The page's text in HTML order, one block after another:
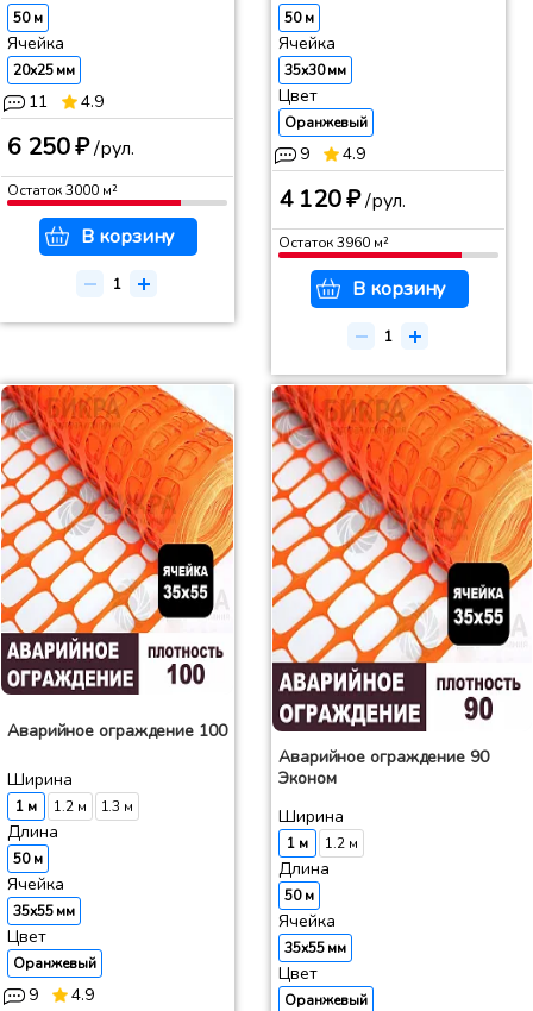
50 м
Ячейка
20x25 мм
11 4.9
6 250 ₽/рул.
Остаток3000м²
В корзину
50 м
Ячейка
35x30 мм
Цвет
Оранжевый
9 4.9
4 120 ₽/рул.
Остаток3960м²
В корзину
Аварийное ограждение 100
Ширина
1 м 1.2 м 1.3 м
Длина
50 м
Ячейка
35x55 мм
Цвет
Оранжевый
9 4.9
Аварийное ограждение 90
Эконом
Ширина
1 м 1.2 м
Длина
50 м
Ячейка
35x55 мм
Цвет
Оранжевый